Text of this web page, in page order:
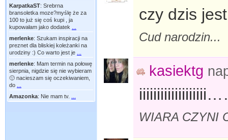
KarpatkaST: Srebrna
bransoletka moze?myślę że za
100 to już się coś kupi , ja
kupowałam jako dodatek
merlenke: Szukam inspiracji na
preznet dla bliskiej koleżanki na
urodziny :) Co warto jest je
merlenke: Mam termin na połowę
sierpnia, nigdzie się nie wybieram
🙂 nacieszam się oczekiwaniem,
do
Amazonka: Nie mam tv.
czy dzis
Cud narodzin...
kasiektg
WIARA CZYNI